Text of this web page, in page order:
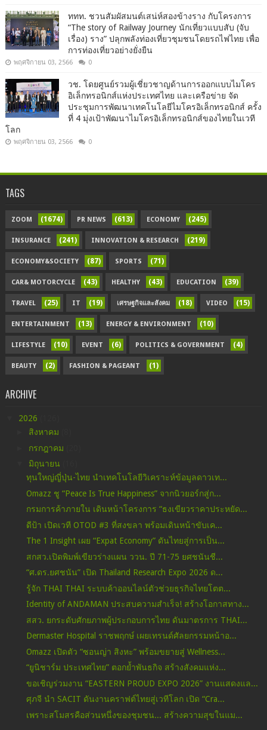
ททท. ชวนสัมผัสมนต์เสน่ห์สองข้างราง กับโครงการ
“The story of Railway Journey นักเที่ยวแบบสับ (จับ
เรื่อง) ราง” ปลุกพลังท่องเที่ยวชุมชนโดยรถไฟไทย เพื่อ
การท่องเที่ยวอย่างยั่งยืน
พฤศจิกายน 03, 2566 0
วช. โดยศูนย์รวมผู้เชี่ยวชาญด้านการออกแบบไมโคร
อิเล็กทรอนิกส์แห่งประเทศไทย และเครือข่าย จัด
ประชุมการพัฒนาเทคโนโลยีไมโครอิเล็กทรอนิกส์ ครั้ง
ที่ 4 มุ่งเป้าพัฒนาไมโครอิเล็กทรอนิกส์ของไทยในเวที
โลก
พฤศจิกายน 03, 2566 0
TAGS
ZOOM (1674) PR NEWS (613) ECONOMY (245)
INSURANCE (241) INNOVATION & RESEARCH (219)
ECONOMY&SOCIETY (87) SPORTS (71)
CAR& MOTORCYCLE (43) HEALTHY (43) EDUCATION (39)
TRAVEL (25) IT (19) เศรษฐกิจและสังคม (18) VIDEO (15)
ENTERTAINMENT (13) ENERGY & ENVIRONMENT (10)
LIFESTYLE (10) EVENT (6) POLITICS & GOVERNMENT (4)
BEAUTY (2) FASHION & PAGEANT (1)
ARCHIVE
2026
สิงหาคม
กรกฎาคม
มิถุนายน
ทุนใหญ่ญี่ปุ่น-ไทย นำเทคโนโลยีวิเคราะห์ข้อมูลดาวเท...
Omazz ชู “Peace Is True Happiness” จากนิวยอร์กสู่ก...
กรมการค้าภายใน เดินหน้าโครงการ “ธงเขียวราคาประหยัด...
ดีป้า เปิดเวที OTOD #3 ที่สงขลา พร้อมเดินหน้าขับเค...
The 1 Insight เผย “Expat Economy” ดันไทยสู่การเป็น...
สกสว.เปิดพิมพ์เขียวร่างแผน ววน. ปี 71-75 ยศชนันชี...
“ศ.ดร.ยศชนัน” เปิด Thailand Research Expo 2026 ด...
รู้จัก THAI THAI ระบบค้าออนไลน์ตัวช่วยธุรกิจไทยโตต...
Identity of ANDAMAN ประสบความสำเร็จ! สร้างโอกาสทาง...
สสว. ยกระดับศักยภาพผู้ประกอบการไทย ดันมาตรการ THAI...
Dermaster Hospital ราชพฤกษ์ เผยเทรนด์ศัลยกรรมหน้าอ...
Omazz เปิดตัว “ซอนญ่า สิงหะ” พร้อมขยายสู่ Wellness...
“ยูนิชาร์ม ประเทศไทย” ตอกย้ำพันธกิจ สร้างสังคมแห่ง...
ขอเชิญร่วมงาน “EASTERN PROUD EXPO 2026” งานแสดงแล...
ศุภจี นำ SACIT ดันงานคราฟต์ไทยสู่เวทีโลก เปิด “Cra...
เพราะสโมสรคือส่วนหนึ่งของชุมชน... สร้างความสุขในแม...